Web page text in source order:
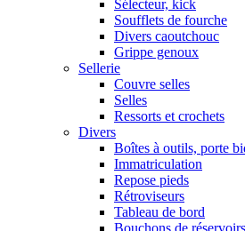
Sélecteur, kick
Soufflets de fourche
Divers caoutchouc
Grippe genoux
Sellerie
Couvre selles
Selles
Ressorts et crochets
Divers
Boîtes à outils, porte
Immatriculation
Repose pieds
Rétroviseurs
Tableau de bord